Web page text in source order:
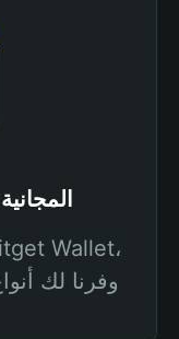
اربح توزيعات JessPe المجانية
وفرنا لك